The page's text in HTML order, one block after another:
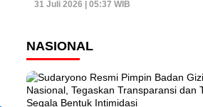
31 Juli 2026 | 05:37 WIB
NASIONAL